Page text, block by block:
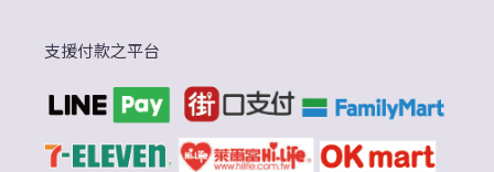
支援付款之平台